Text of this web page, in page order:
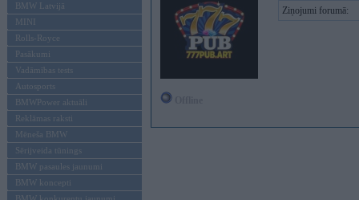
BMW Latvijā
MINI
Rolls-Royce
Pasākumi
Vadāmības tests
Autosports
BMWPower aktuāli
Reklāmas raksti
Mēneša BMW
Sērijveida tūnings
BMW pasaules jaunumi
BMW koncepti
Ziņojumi forumā: